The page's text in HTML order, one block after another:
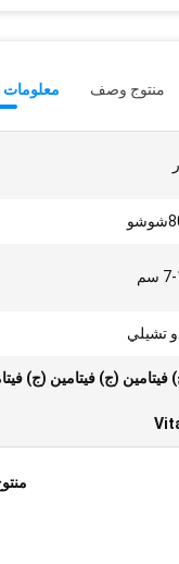
معلومات منتوج وصف
سم
تشيلي
(ج) فيتامين (ج)